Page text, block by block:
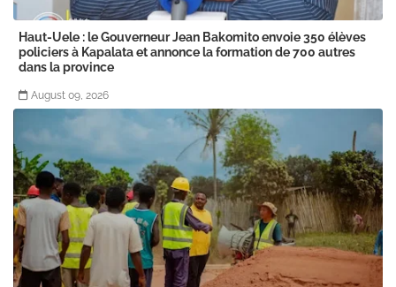
Haut-Uele : le Gouverneur Jean Bakomito envoie 350 élèves
policiers à Kapalata et annonce la formation de 700 autres
dans la province
August 09, 2026